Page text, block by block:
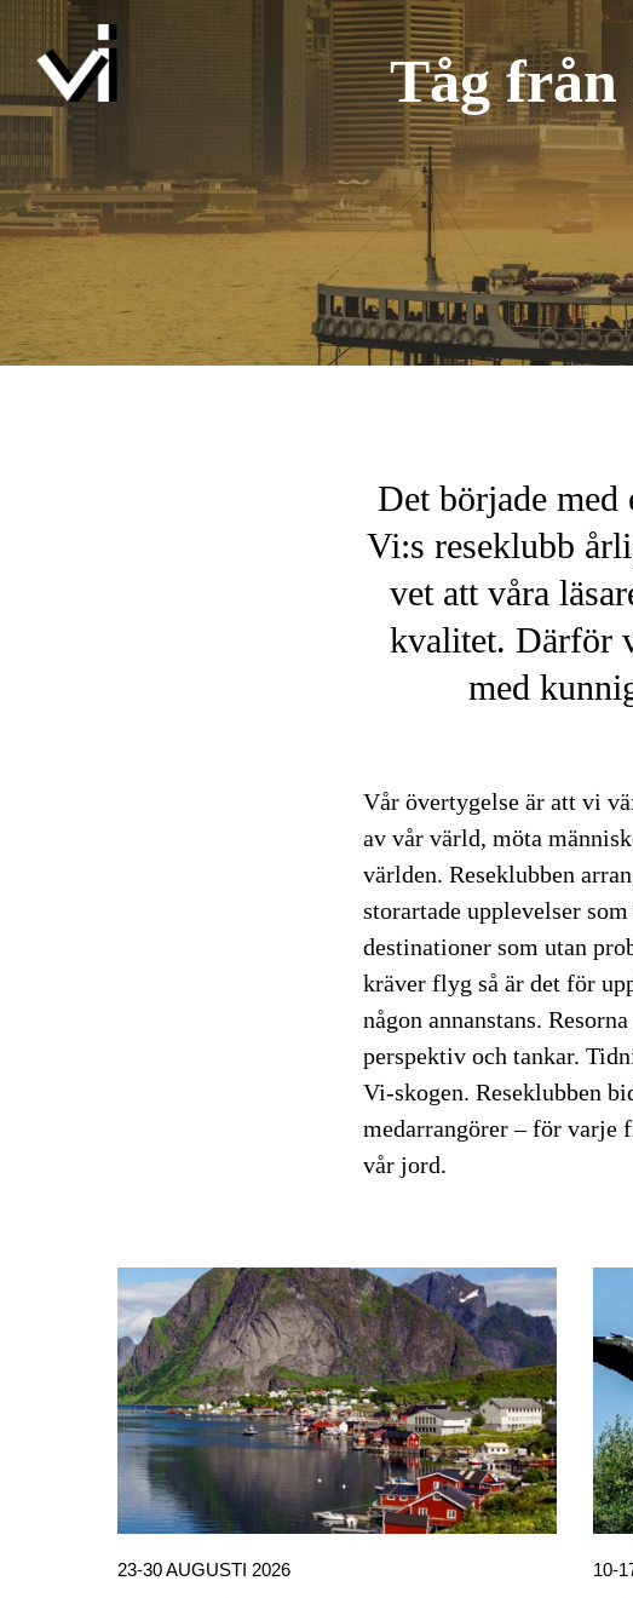
Tåg
Det började med
Vi:s reseklubb
vet att våra
kvalitet. Därför
med
Vår övertygelse är att vi
av vår värld, möta
världen. Reseklubben
storartade upplevelser
destinationer som utan
kräver flyg så är det för
någon annanstans.
perspektiv och tankar.
Vi-skogen. Reseklubben
medarrangörer – för
vår jord.
23-30 AUGUSTI 2026 10-